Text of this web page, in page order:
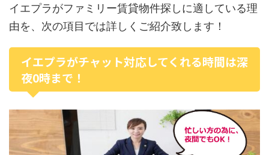
イエプラがファミリー賃貸物件探しに適している理
由を、次の項目では詳しくご紹介致します！
イエプラがチャット対応してくれる時間は深
夜0時まで！